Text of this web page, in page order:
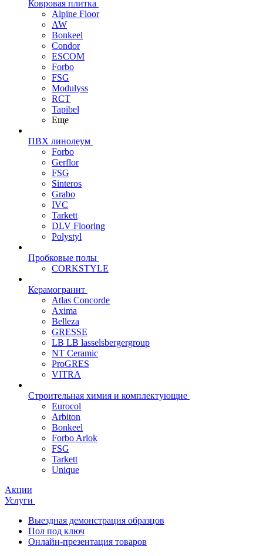
Ковровая плитка
Alpine Floor
AW
Bonkeel
Condor
ESCOM
Forbo
FSG
Modulyss
RCT
Tapibel
Еще
ПВХ линолеум
Forbo
Gerflor
FSG
Sinteros
Grabo
IVC
Tarkett
DLV Flooring
Polystyl
Пробковые полы
CORKSTYLE
Керамогранит
Atlas Concorde
Axima
Belleza
GRESSE
LB LB lasselsbergergroup
NT Ceramic
ProGRES
VITRA
Строительная химия и комплектующие
Eurocol
Arbiton
Bonkeel
Forbo Arlok
FSG
Tarkett
Unique
Акции
Услуги
Выездная демонстрация образцов
Пол под ключ
Онлайн-презентация товаров